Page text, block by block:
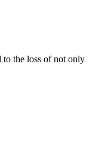
to the loss of not only